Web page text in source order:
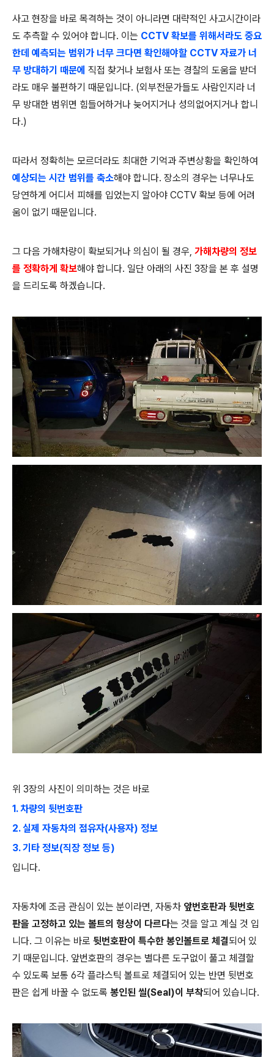
사고 현장을 바로 목격하는 것이 아니라면 대략적인 사고시간이라
도 추측할 수 있어야 합니다. 이는 CCTV 확보를 위해서라도 중요
한데 예측되는 범위가 너무 크다면 확인해야할 CCTV 자료가 너
무 방대하기 때문에 직접 찾거나 보험사 또는 경찰의 도움을 받더
라도 매우 불편하기 때문입니다. (외부전문가들도 사람인지라 너
무 방대한 범위면 힘들어하거나 늦어지거나 성의없어지거나 합니
다.)
따라서 정확히는 모르더라도 최대한 기억과 주변상황을 확인하여
예상되는 시간 범위를 축소해야 합니다. 장소의 경우는 너무나도
당연하게 어디서 피해를 입었는지 알아야 CCTV 확보 등에 어려
움이 없기 때문입니다.
그 다음 가해차량이 확보되거나 의심이 될 경우, 가해차량의 정보
를 정확하게 확보해야 합니다. 일단 아래의 사진 3장을 본 후 설명
을 드리도록 하겠습니다.
위 3장의 사진이 의미하는 것은 바로
1. 차량의 뒷번호판
2. 실제 자동차의 점유자(사용자) 정보
3.기타 정보(직장 정보 등)
입니다.
자동차에 조금 관심이 있는 분이라면, 자동차 앞번호판과 뒷번호
판을 고정하고 있는 볼트의 형상이 다르다는 것을 알고 계실 것 입
니다. 그 이유는 바로 뒷번호판이 특수한 봉인볼트로 체결되어 있
기 때문입니다. 앞번호판의 경우는 별다른 도구없이 풀고 체결할
수 있도록 보통 6각 플라스틱 볼트로 체결되어 있는 반면 뒷번호
판은 쉽게 바꿀 수 없도록 봉인된 씰(Seal)이 부착되어 있습니다.